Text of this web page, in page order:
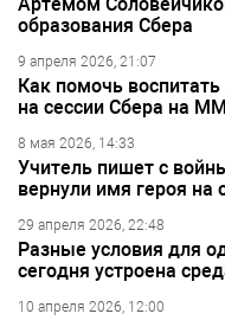
образования Сбера
9 апреля 2026, 21:07
Как помочь
на сессии Сбера на
8 мая 2026, 14:33
Учитель пишет с
вернули имя героя на
29 апреля 2026, 22:48
Разные условия для
сегодня устроена
10 апреля 2026, 12:00